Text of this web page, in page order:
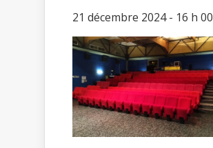
21 décembre 2024 - 16 h 00